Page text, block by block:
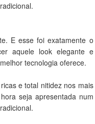
E esse foi exatamente o
aquele look elegante e
tecnologia oferece.
e total nitidez nos mais
seja apresentada num